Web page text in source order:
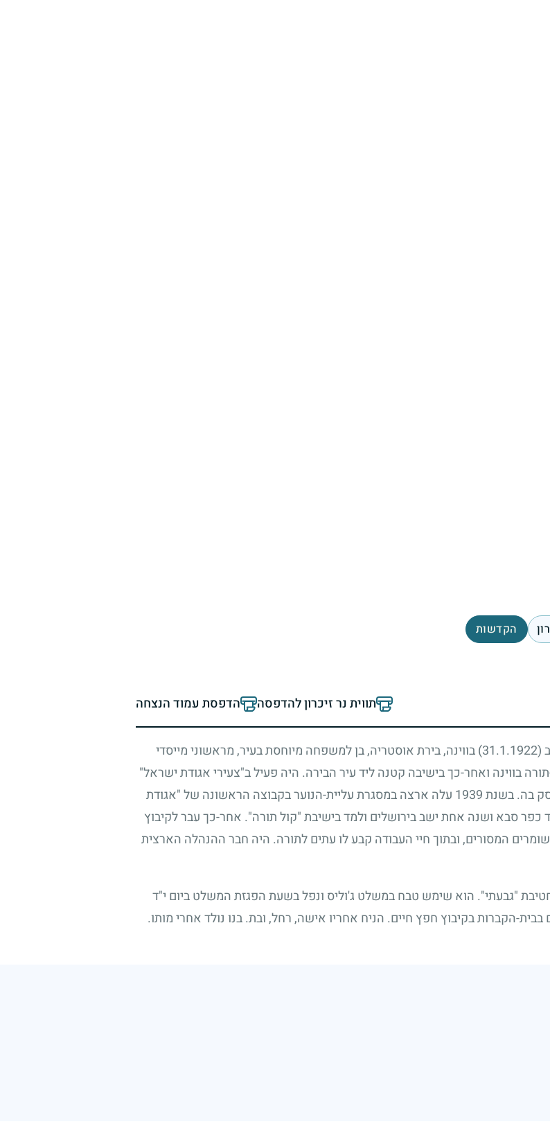
הקדשות
תווית נר זיכרון להדפסה הדפסת עמוד הנצחה
(31.1.1922)
בווינה, בירת אוסטריה, בן למשפחה מיוחסת בעיר, מראשוני מייסדי
בווינה ואחר-כך בישיבה קטנה ליד עיר הבירה. היה פעיל ב"צעירי אגודת ישראל"
בה. בשנת1939 עלה ארצה במסגרת עליית-הנוער בקבוצה הראשונה של "אגודת
כפר סבא ושנה אחת ישב בירושלים ולמד בישיבת "קול תורה". אחר-כך עבר לקיבוץ
המסורים, ובתוך חיי העבודה קבע לו עתים לתורה. היה חבר ההנהלה הארצית
"גבעתי". הוא שימש טבח במשלט ג'וליס ונפל בשעת הפגזת המשלט ביום י"ד
הקברות בקיבוץ חפץ חיים. הניח אחריו אישה, רחל, ובת. בנו נולד אחרי מותו.